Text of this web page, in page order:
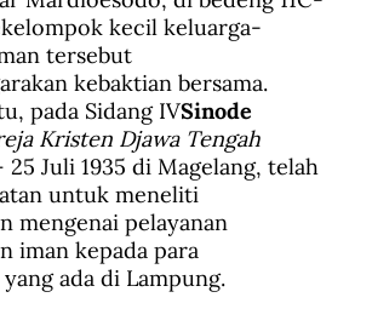
kecil keluarga-
tersebut
kebaktian bersama.
pada Sidang IVSinode
Kristen Djawa Tengah
25 Juli 1935 di Magelang, telah
untuk meneliti
mengenai pelayanan
iman kepada para
ada di Lampung.